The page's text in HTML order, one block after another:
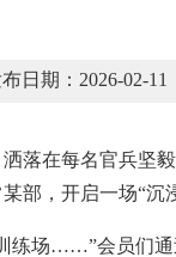
布日期：2026-02-
落在每名官兵坚
部，开启一场“沉
练场……”会员们